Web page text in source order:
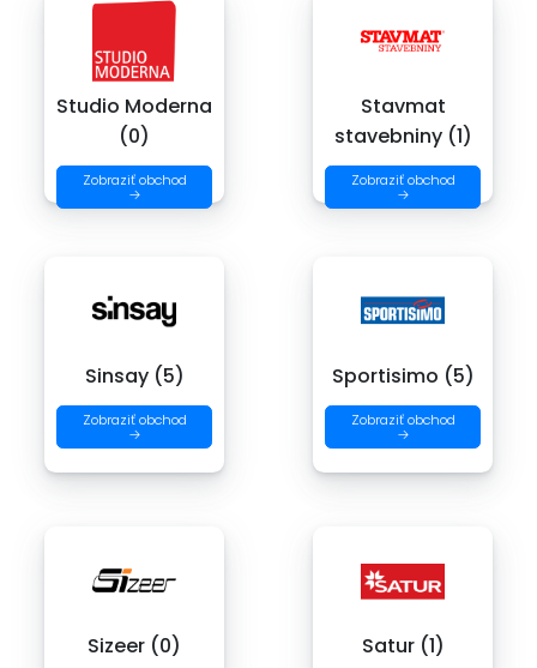
Studio Moderna
(0)
Zobraziť obchod
→
Stavmat
stavebniny (1)
Zobraziť obchod
→
Sinsay (5)
Zobraziť obchod
→
Sportisimo (5)
Zobraziť obchod
→
Sizeer (0) Satur (1)